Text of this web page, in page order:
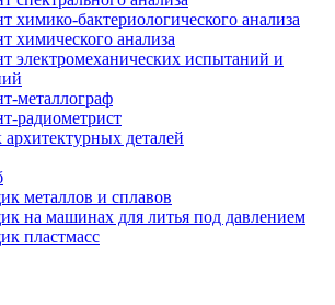
химико-бактериологического анализа
химического анализа
электромеханических испытаний и
металлограф
радиометрист
деталей
металлов и сплавов
на машинах для литья под давлением
пластмасс